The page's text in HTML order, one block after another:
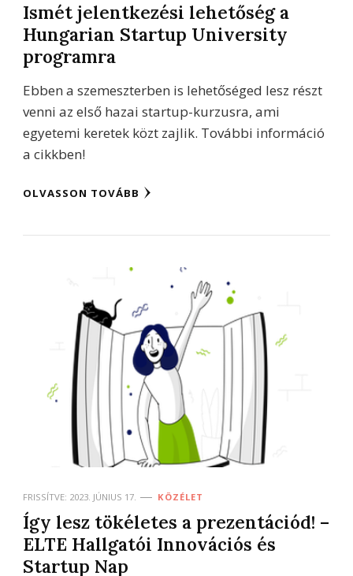
Ismét jelentkezési lehetőség a
Hungarian Startup University
programra
Ebben a szemeszterben is lehetőséged lesz részt
venni az első hazai startup-kurzusra, ami
egyetemi keretek közt zajlik. További információ
a cikkben!
OLVASSON TOVÁBB
FRISSÍTVE: 2023. JÚNIUS 17. KÖZÉLET
Így lesz tökéletes a prezentációd! –
ELTE Hallgatói Innovációs és
Startup Nap